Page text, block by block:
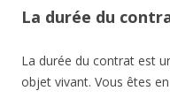
La durée du
La durée du contrat est
objet vivant. Vous êtes